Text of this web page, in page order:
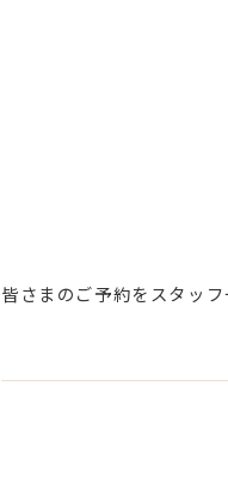
皆さまのご予約をスタッ